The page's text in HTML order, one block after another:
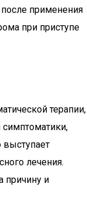
применения
при приступе
терапии,
симптоматики,
выступает
лечения.
причину и